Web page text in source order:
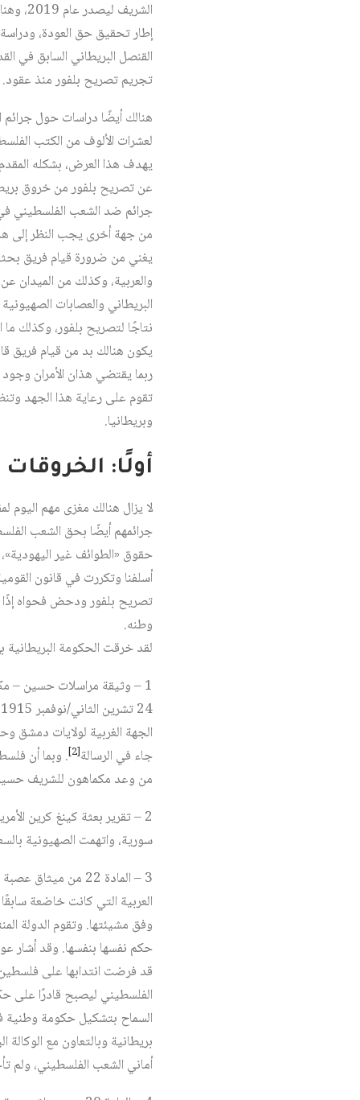
القنصل البريطاني السابق
تجريم تصريح بلفور منذ عقود.
هنالك أيضًا دراسات حول جرائم
لعشرات الألوف من الكتب
يهدف هذا العرض، بشكله
عن تصريح بلفور من خروق
جرائم ضد الشعب الفلسطيني في
من جهة أخرى يجب النظر إلى
يغني من ضرورة قيام فريق بحثي
والعربية، وكذلك من الميدان عن
البريطاني والعصابات
نتاجًا لتصريح بلفور، وكذلك ما
يكون هنالك بد من قيام فريق
ربما يقتضي هذان الأمران وجود
تقوم على رعاية هذا الجهد
وبريطانيا.
أولًا: الخروقات
لا يزال هنالك مغزى مهم اليوم
جرائمهم أيضًا بحق الشعب
حقوق «الطوائف غير
تصريح بلفور ودحض فحواه إذًا
وطنه.
لقد خرقت الحكومة البريطانية
الجهة الغربية لولايات
جاء في الرسالة[2] . وبما أن
من وعد مكماهون للشريف
سورية، واتهمت الصهيونية
العربية التي كانت خاضعة
وفق مشيئتها. وتقوم الدولة
قد فرضت انتدابها على فلسطين
الفلسطيني ليصبح قادرًا على
السماح بتشكيل حكومة وطنية
بريطانية وبالتعاون مع
أماني الشعب الفلسطيني، ولم